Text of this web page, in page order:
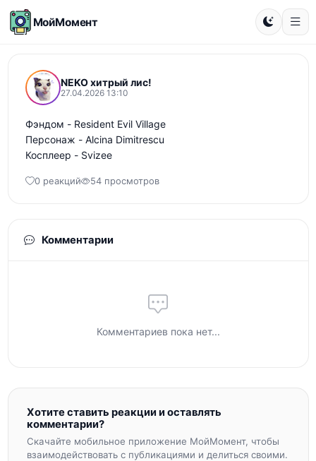
МойМомент
NEKO хитрый лис!
27.04.2026 13:10
Фэндом - Resident Evil Village
Персонаж - Alcina Dimitrescu
Косплеер - Svizee
0 реакций 54 просмотров
Комментарии
Комментариев пока нет...
Хотите ставить реакции и оставлять
комментарии?
Скачайте мобильное приложение МойМомент, чтобы
взаимодействовать с публикациями и делиться своими.